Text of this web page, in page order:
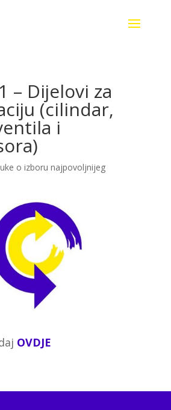
– Dijelovi za
(cilindar,
i
o izboru najpovoljnijeg
OVDJE